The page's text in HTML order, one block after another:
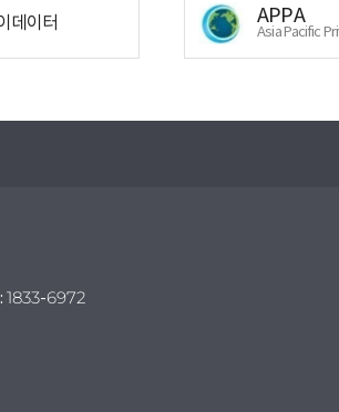
데이터 APPA
Asia Pacific
1833-6972